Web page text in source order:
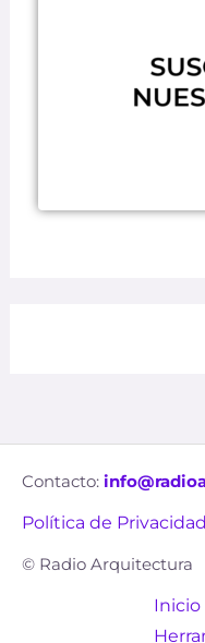
Contacto:
Política de
© Radio Arquitectura
Inicio